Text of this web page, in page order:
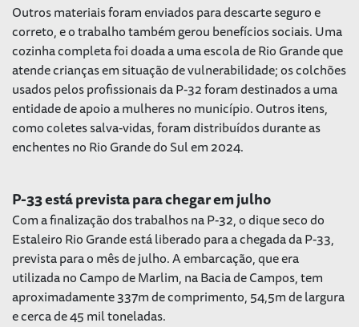
Outros materiais foram enviados para descarte seguro e
correto, e o trabalho também gerou benefícios sociais. Uma
cozinha completa foi doada a uma escola de Rio Grande que
atende crianças em situação de vulnerabilidade; os colchões
usados pelos profissionais da P-32 foram destinados a uma
entidade de apoio a mulheres no município. Outros itens,
como coletes salva-vidas, foram distribuídos durante as
enchentes no Rio Grande do Sul em 2024.
P-33 está prevista para chegar em julho
Com a finalização dos trabalhos na P-32, o dique seco do
Estaleiro Rio Grande está liberado para a chegada da P-33,
prevista para o mês de julho. A embarcação, que era
utilizada no Campo de Marlim, na Bacia de Campos, tem
aproximadamente 337m de comprimento, 54,5m de largura
e cerca de 45 mil toneladas.